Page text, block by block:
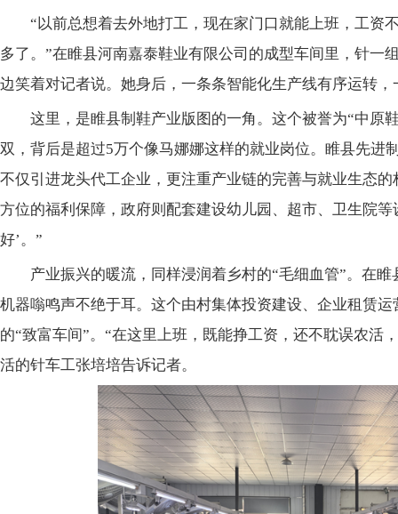
“以前总想着去外地打工，现在家门口就能上班，工资
多了。”在睢县河南嘉泰鞋业有限公司的成型车间里，针一
边笑着对记者说。她身后，一条条智能化生产线有序运转
这里，是睢县制鞋产业版图的一角。这个被誉为“中原
双，背后是超过5万个像马娜娜这样的就业岗位。睢县先进
不仅引进龙头代工企业，更注重产业链的完善与就业生态
方位的福利保障，政府则配套建设幼儿园、超市、卫生院
好’。”
产业振兴的暖流，同样浸润着乡村的“毛细血管”。在
机器嗡鸣声不绝于耳。这个由村集体投资建设、企业租赁
的“致富车间”。“在这里上班，既能挣工资，还不耽误农活
活的针车工张培培告诉记者。